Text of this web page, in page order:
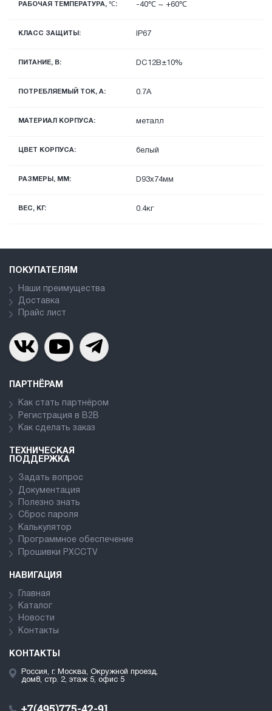
РАБОЧАЯ ТЕМПЕРАТУРА, ℃: -40℃ ~ +60℃
КЛАСС ЗАЩИТЫ: IP67
ПИТАНИЕ, В: DC12В±10%
ПОТРЕБЛЯЕМЫЙ ТОК, А: 0.7А
МАТЕРИАЛ КОРПУСА: металл
ЦВЕТ КОРПУСА: белый
РАЗМЕРЫ, ММ: D93x74мм
ВЕС, КГ: 0.4кг
ПОКУПАТЕЛЯМ
Наши преимущества
Доставка
Прайс лист
ПАРТНЁРАМ
Как стать партнёром
Регистрация в В2В
Как сделать заказ
ТЕХНИЧЕСКАЯ
ПОДДЕРЖКА
Задать вопрос
Документация
Полезно знать
Сброс пароля
Калькулятор
Программное обеспечение
Прошивки PXCCTV
НАВИГАЦИЯ
Главная
Каталог
Новости
Контакты
КОНТАКТЫ
Россия, г. Москва, Окружной проезд,
дом8, стр. 2, этаж 5, офис 5